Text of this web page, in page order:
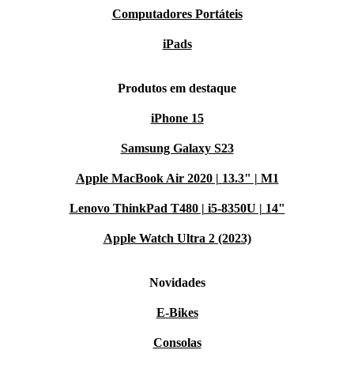
Computadores Portáteis
iPads
Produtos em destaque
iPhone 15
Samsung Galaxy S23
Apple MacBook Air 2020 | 13.3" | M1
Lenovo ThinkPad T480 | i5-8350U | 14"
Apple Watch Ultra 2 (2023)
Novidades
E-Bikes
Consolas